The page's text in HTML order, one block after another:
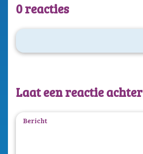
0 reacties
Laat een reactie achter
Bericht